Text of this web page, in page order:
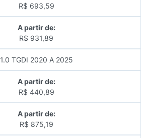
R$ 693,59
A partir de:
R$ 931,89
1.0 TGDI 2020 A 2025
A partir de:
R$ 440,89
A partir de:
R$ 875,19